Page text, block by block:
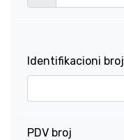
Identifikacioni broj
PDV broj